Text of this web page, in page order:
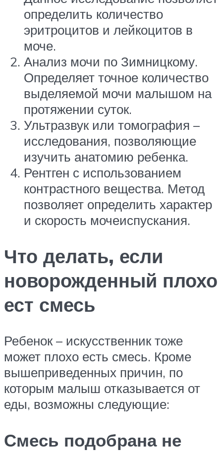
определить количество
эритроцитов и лейкоцитов в
моче.
Анализ мочи по Зимницкому.
Определяет точное количество
выделяемой мочи малышом на
протяжении суток.
Ультразвук или томография –
исследования, позволяющие
изучить анатомию ребенка.
Рентген с использованием
контрастного вещества. Метод
позволяет определить характер
и скорость мочеиспускания.
Что делать, если
новорожденный плохо
ест смесь
Ребенок – искусственник тоже
может плохо есть смесь. Кроме
вышеприведенных причин, по
которым малыш отказывается от
еды, возможны следующие:
Смесь подобрана не